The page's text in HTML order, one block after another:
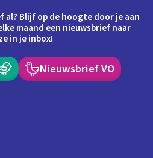
al? Blijf op de hoogte door je aan
maand een nieuwsbrief naar
in je inbox!
Nieuwsbrief VO